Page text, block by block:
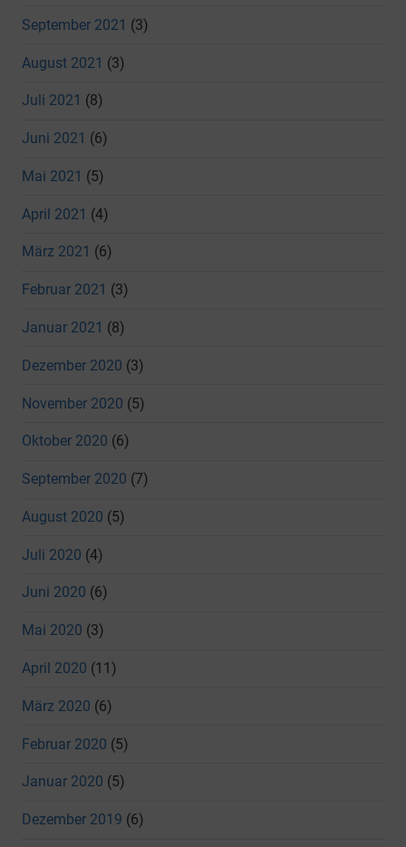
September 2021 (3)
August 2021 (3)
Juli 2021 (8)
Juni 2021 (6)
Mai 2021 (5)
April 2021 (4)
März 2021 (6)
Februar 2021 (3)
Januar 2021 (8)
Dezember 2020 (3)
November 2020 (5)
Oktober 2020 (6)
September 2020 (7)
August 2020 (5)
Juli 2020 (4)
Juni 2020 (6)
Mai 2020 (3)
April 2020 (11)
März 2020 (6)
Februar 2020 (5)
Januar 2020 (5)
Dezember 2019 (6)